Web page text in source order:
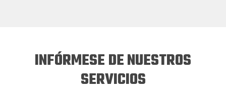
INFÓRMESE DE NUESTROS
SERVICIOS